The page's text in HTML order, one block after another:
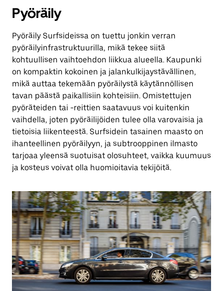
Pyöräily
Pyöräily Surfsideissa on tuettu jonkin verran
pyöräilyinfrastruktuurilla, mikä tekee siitä
kohtuullisen vaihtoehdon liikkua alueella. Kaupunki
on kompaktin kokoinen ja jalankulkijaystävällinen,
mikä auttaa tekemään pyöräilystä käytännöllisen
tavan päästä paikallisiin kohteisiin. Omistettujen
pyöräteiden tai -reittien saatavuus voi kuitenkin
vaihdella, joten pyöräilijöiden tulee olla varovaisia ja
tietoisia liikenteestä. Surfsidein tasainen maasto on
ihanteellinen pyöräilyyn, ja subtrooppinen ilmasto
tarjoaa yleensä suotuisat olosuhteet, vaikka kuumuus
ja kosteus voivat olla huomioitavia tekijöitä.